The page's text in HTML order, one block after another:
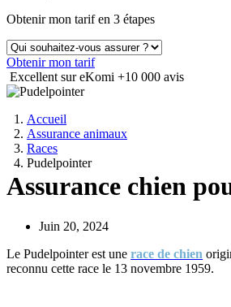
Obtenir mon tarif en 3 étapes
Obtenir mon tarif
Excellent sur eKomi +10 000 avis
Accueil
Assurance animaux
Races
Pudelpointer
Assurance chien
Juin 20, 2024
Le Pudelpointer est unerace de chien
reconnu cette race le 13 novembre 1959.